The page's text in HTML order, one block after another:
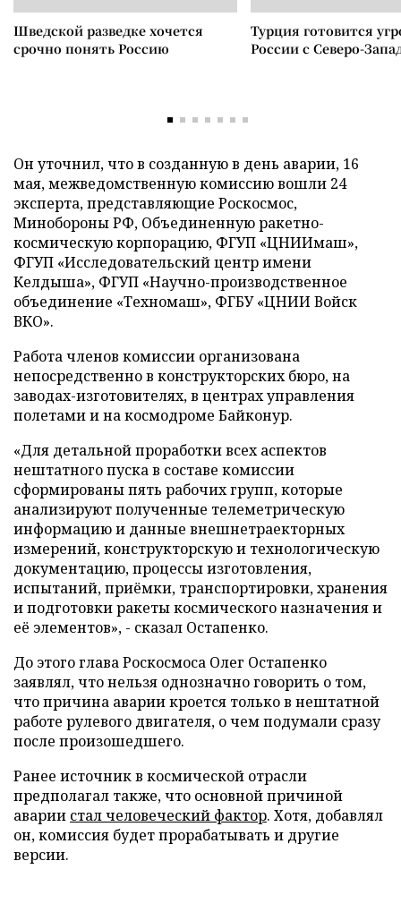
Шведской разведке хочется
срочно понять Россию
Турция готовится
России с Северо-
Он уточнил, что в созданную в день аварии, 16
мая, межведомственную комиссию вошли 24
эксперта, представляющие Роскосмос,
Минобороны РФ, Объединенную ракетно-
космическую корпорацию, ФГУП «ЦНИИмаш»,
ФГУП «Исследовательский центр имени
Келдыша», ФГУП «Научно-производственное
объединение «Техномаш», ФГБУ «ЦНИИ Войск
ВКО».
Работа членов комиссии организована
непосредственно в конструкторских бюро, на
заводах-изготовителях, в центрах управления
полетами и на космодроме Байконур.
«Для детальной проработки всех аспектов
нештатного пуска в составе комиссии
сформированы пять рабочих групп, которые
анализируют полученные телеметрическую
информацию и данные внешнетраекторных
измерений, конструкторскую и технологическую
документацию, процессы изготовления,
испытаний, приёмки, транспортировки, хранения
и подготовки ракеты космического назначения и
её элементов», - сказал Остапенко.
До этого глава Роскосмоса Олег Остапенко
заявлял, что нельзя однозначно говорить о том,
что причина аварии кроется только в нештатной
работе рулевого двигателя, о чем подумали сразу
после произошедшего.
Ранее источник в космической отрасли
предполагал также, что основной причиной
аварии стал человеческий фактор. Хотя, добавлял
он, комиссия будет прорабатывать и другие
версии.